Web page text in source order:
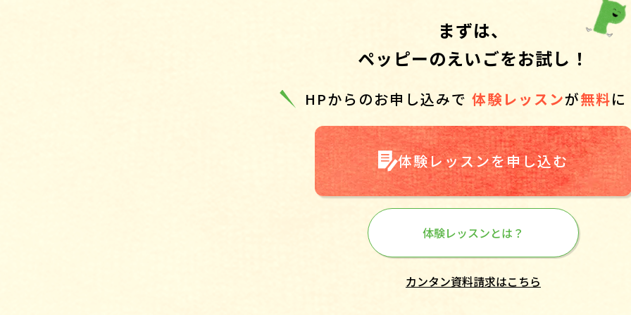
まずは、
ペッピーのえいごをお試し！
HPからのお申し込みで 体験レッスンが無料
体験レッスンを申し込む
体験レッスンとは？
カンタン資料請求はこちら